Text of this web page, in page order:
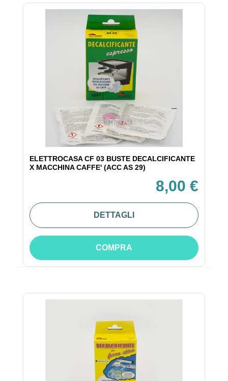
ELETTROCASA CF 03 BUSTE DECALCIFICANTE
X MACCHINA CAFFE' (ACC AS 29)
8,00 €
DETTAGLI
COMPRA